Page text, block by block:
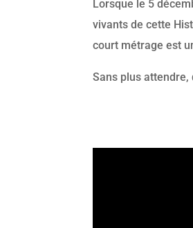
Lorsque le 5
vivants de cette
court métrage est
Sans plus attendre,